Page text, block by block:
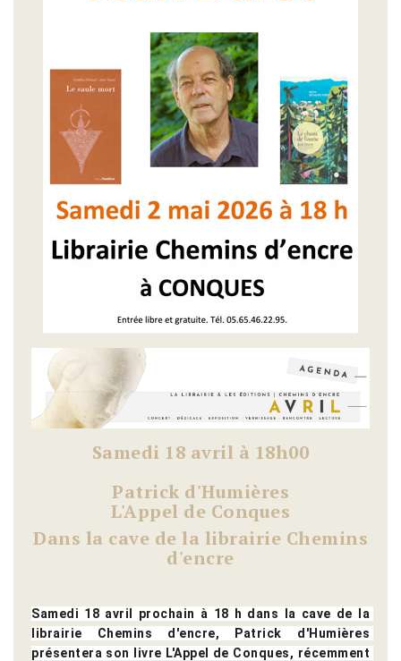
Samedi 18 avril à 18h00
Patrick d'Humières
L'Appel de Conques
Dans la cave de la librairie Chemins
d'encre
Samedi 18 avril prochain à 18 h dans la cave de la
librairie Chemins d'encre, Patrick d'Humières
présentera son livre L'Appel de Conques, récemment